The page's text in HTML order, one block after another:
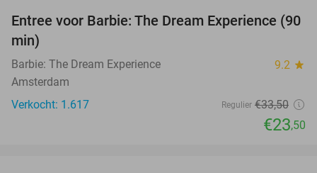
30%
Entree voor Barbie: The Dream Experience (90
min)
Barbie: The Dream Experience 9.2 star
Amsterdam
Verkocht: 1.617
Regulier €33,50
€23,50